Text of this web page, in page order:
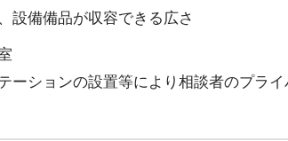
設備備品が収容できる広さ
ーションの設置等により相談者のプラ